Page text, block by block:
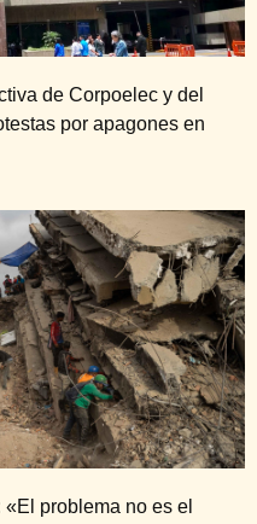
de Corpoelec y del
por apagones en
problema no es el